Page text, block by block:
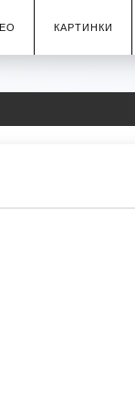
КАРТИНКИ